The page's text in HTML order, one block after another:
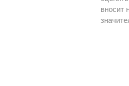
вносит